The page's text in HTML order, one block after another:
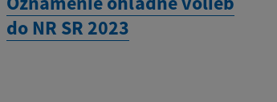
do NR SR 2023